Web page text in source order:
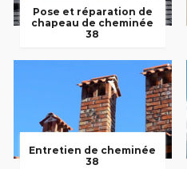
Pose et réparation de
chapeau de cheminée
38
Entretien de cheminée
38